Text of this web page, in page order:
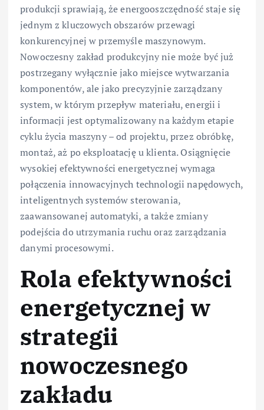
produkcji sprawiają, że energooszczędność staje się
jednym z kluczowych obszarów przewagi
konkurencyjnej w przemyśle maszynowym.
Nowoczesny zakład produkcyjny nie może być już
postrzegany wyłącznie jako miejsce wytwarzania
komponentów, ale jako precyzyjnie zarządzany
system, w którym przepływ materiału, energii i
informacji jest optymalizowany na każdym etapie
cyklu życia maszyny – od projektu, przez obróbkę,
montaż, aż po eksploatację u klienta. Osiągnięcie
wysokiej efektywności energetycznej wymaga
połączenia innowacyjnych technologii napędowych,
inteligentnych systemów sterowania,
zaawansowanej automatyki, a także zmiany
podejścia do utrzymania ruchu oraz zarządzania
danymi procesowymi.
Rola efektywności
energetycznej w
strategii
nowoczesnego
zakładu